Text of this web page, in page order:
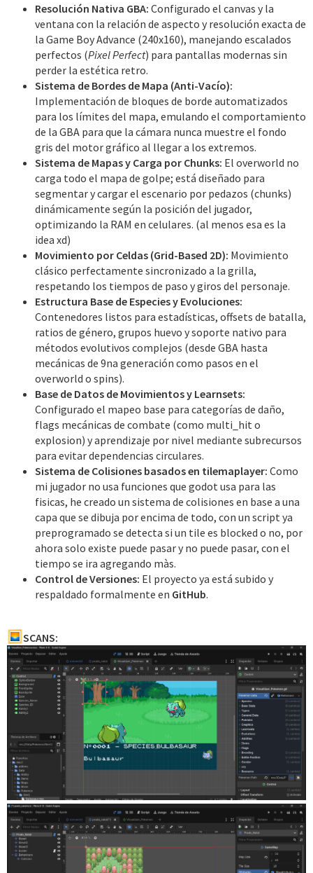
Resolución Nativa GBA: Configurado el canvas y la
ventana con la relación de aspecto y resolución exacta de
la Game Boy Advance (240x160), manejando escalados
perfectos (Pixel Perfect) para pantallas modernas sin
perder la estética retro.
Sistema de Bordes de Mapa (Anti-Vacío):
Implementación de bloques de borde automatizados
para los límites del mapa, emulando el comportamiento
de la GBA para que la cámara nunca muestre el fondo
gris del motor gráfico al llegar a los extremos.
Sistema de Mapas y Carga por Chunks: El overworld no
carga todo el mapa de golpe; está diseñado para
segmentar y cargar el escenario por pedazos (chunks)
dinámicamente según la posición del jugador,
optimizando la RAM en celulares. (al menos esa es la
idea xd)
Movimiento por Celdas (Grid-Based 2D): Movimiento
clásico perfectamente sincronizado a la grilla,
respetando los tiempos de paso y giros del personaje.
Estructura Base de Especies y Evoluciones:
Contenedores listos para estadísticas, offsets de batalla,
ratios de género, grupos huevo y soporte nativo para
métodos evolutivos complejos (desde GBA hasta
mecánicas de 9na generación como pasos en el
overworld o spins).
Base de Datos de Movimientos y Learnsets:
Configurado el mapeo base para categorías de daño,
flags mecánicas de combate (como multi_hit o
explosion) y aprendizaje por nivel mediante subrecursos
para evitar dependencias circulares.
Sistema de Colisiones basados en tilemaplayer: Como
mi jugador no usa funciones que godot usa para las
fisicas, he creado un sistema de colisiones en base a una
capa que se dibuja por encima de todo, con un script ya
preprogramado se detecta si un tile es blocked o no, por
ahora solo existe puede pasar y no puede pasar, con el
tiempo se ira agregando màs.
Control de Versiones: El proyecto ya está subido y
respaldado formalmente en GitHub.
SCANS: